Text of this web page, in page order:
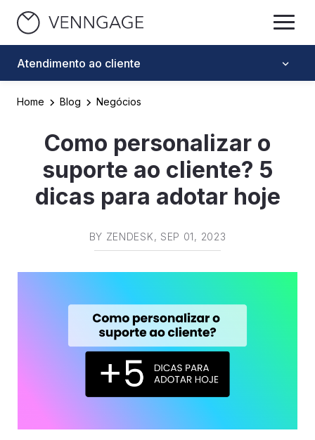
Atendimento ao cliente
Home Blog Negócios
Como personalizar o
suporte ao cliente? 5
dicas para adotar hoje
BY ZENDESK, SEP 01, 2023